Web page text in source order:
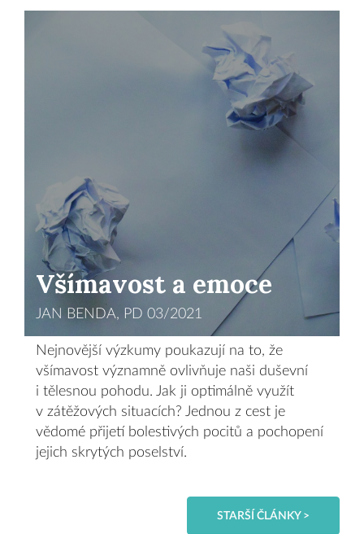
Všímavost a emoce
JAN BENDA, PD 03/2021
Nejnovější výzkumy poukazují na to, že
všímavost významně ovlivňuje naši duševní
i tělesnou pohodu. Jak ji optimálně využít
v zátěžových situacích? Jednou z cest je
vědomé přijetí bolestivých pocitů a pochopení
jejich skrytých poselství.
STARŠÍ ČLÁNKY >